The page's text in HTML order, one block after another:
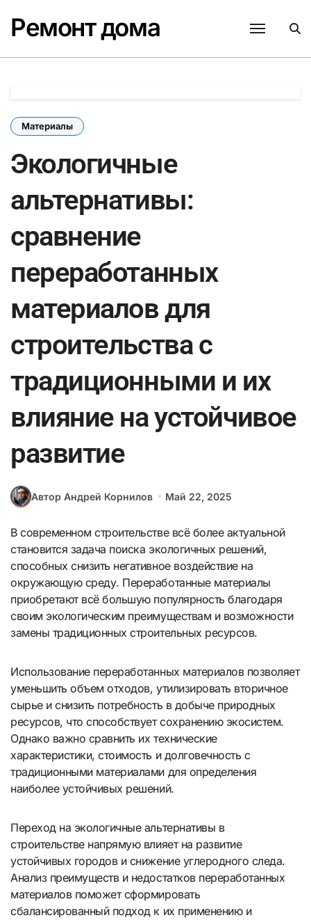
содержанию
Ремонт дома
Материалы
Экологичные
альтернативы:
сравнение
переработанных
материалов для
строительства с
традиционными и их
влияние на устойчивое
развитие
Автор Андрей Корнилов Май 22, 2025
В современном строительстве всё более актуальной
становится задача поиска экологичных решений,
способных снизить негативное воздействие на
окружающую среду. Переработанные материалы
приобретают всё большую популярность благодаря
своим экологическим преимуществам и возможности
замены традиционных строительных ресурсов.
Использование переработанных материалов позволяет
уменьшить объем отходов, утилизировать вторичное
сырье и снизить потребность в добыче природных
ресурсов, что способствует сохранению экосистем.
Однако важно сравнить их технические
характеристики, стоимость и долговечность с
традиционными материалами для определения
наиболее устойчивых решений.
Переход на экологичные альтернативы в
строительстве напрямую влияет на развитие
устойчивых городов и снижение углеродного следа.
Анализ преимуществ и недостатков переработанных
материалов поможет сформировать
сбалансированный подход к их применению и